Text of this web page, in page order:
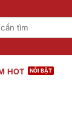
HOT